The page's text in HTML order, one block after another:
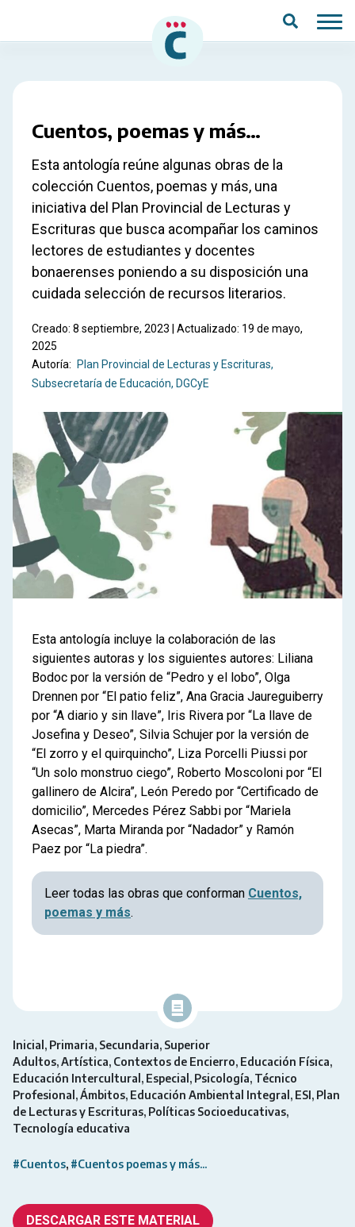
Cuentos, poemas y más…
Esta antología reúne algunas obras de la
colección Cuentos, poemas y más, una
iniciativa del Plan Provincial de Lecturas y
Escrituras que busca acompañar los caminos
lectores de estudiantes y docentes
bonaerenses poniendo a su disposición una
cuidada selección de recursos literarios.
Creado: 8 septiembre, 2023 | Actualizado: 19 de mayo,
2025
Autoría:
Plan Provincial de Lecturas y Escrituras
Subsecretaría de Educación, DGCyE
Esta antología incluye la colaboración de las
siguientes autoras y los siguientes autores: Liliana
Bodoc por la versión de “Pedro y el lobo”, Olga
Drennen por “El patio feliz”, Ana Gracia Jaureguiberry
por “A diario y sin llave”, Iris Rivera por “La llave de
Josefina y Deseo”, Silvia Schujer por la versión de
“El zorro y el quirquincho”, Liza Porcelli Piussi por
“Un solo monstruo ciego”, Roberto Moscoloni por “El
gallinero de Alcira”, León Peredo por “Certificado de
domicilio”, Mercedes Pérez Sabbi por “Mariela
Asecas”, Marta Miranda por “Nadador” y Ramón
Paez por “La piedra”.
Leer todas las obras que conforman Cuentos,
poemas y más.
Inicial Primaria Secundaria Superior
Adultos Artística Contextos de Encierro Educación Física
Educación Intercultural
Especial Psicología Técnico
Profesional
Ámbitos Educación Ambiental Integral ESI Plan
de Lecturas y Escrituras Políticas Socioeducativas
Tecnología educativa
#Cuentos #Cuentos poemas y más...
DESCARGAR ESTE MATERIAL